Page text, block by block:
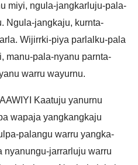
miyi, ngula-jangkarluju-pala-
Ngula-jangkaju, kurnta-
Wijirrki-piya parlalku-pala
manu-pala-nyanu parnta-
warru wayurnu.
Kaatuju yanurnu
wapaja yangkangkaju
palangu warru yangka-
nyanungu-jarrarluju warru